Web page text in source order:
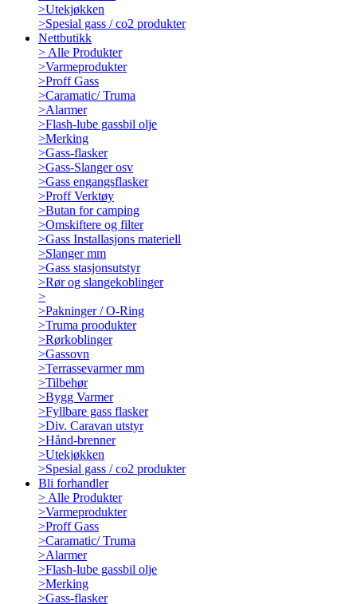
>Utekjøkken
>Spesial gass / co2 produkter
Nettbutikk
> Alle Produkter
>Varmeprodukter
>Proff Gass
>Caramatic/ Truma
>Alarmer
>Flash-lube gassbil olje
>Merking
>Gass-flasker
>Gass-Slanger osv
>Gass engangsflasker
>Proff Verktøy
>Butan for camping
>Omskiftere og filter
>Gass Installasjons materiell
>Slanger mm
>Gass stasjonsutstyr
>Rør og slangekoblinger
>
>Pakninger / O-Ring
>Truma proodukter
>Rørkoblinger
>Gassovn
>Terrassevarmer mm
>Tilbehør
>Bygg Varmer
>Fyllbare gass flasker
>Div. Caravan utstyr
>Hånd-brenner
>Utekjøkken
>Spesial gass / co2 produkter
Bli forhandler
> Alle Produkter
>Varmeprodukter
>Proff Gass
>Caramatic/ Truma
>Alarmer
>Flash-lube gassbil olje
>Merking
>Gass-flasker